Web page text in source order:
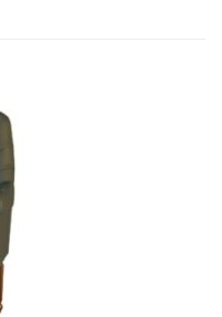
посетит...